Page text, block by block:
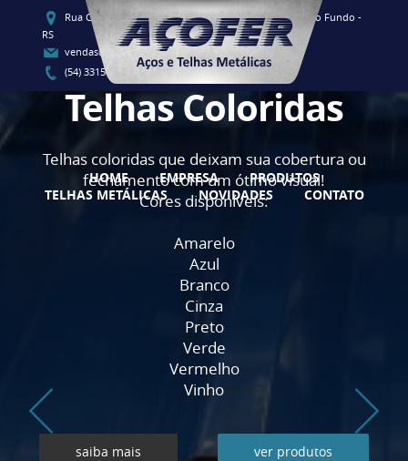
Rua Clementino Luis Vieira, 91 - CEP 99060-080 - Passo Fundo -
RS
vendas@acofersul.com.br
(54) 3315-1700 / (54) 3315-1707
HOME EMPRESA
PRODUTOS
TELHAS METÁLICAS
NOVIDADES CONTATO
Telhas Coloridas
Telhas coloridas que deixam sua cobertura ou
fechamento com um ótimo visual!
Cores disponíveis:
Amarelo
Azul
Branco
Cinza
Preto
Verde
Vermelho
Vinho
saiba mais ver produtos